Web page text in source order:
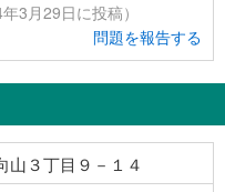
3月29日に投稿）
問題を報告する
山３丁目９－１４